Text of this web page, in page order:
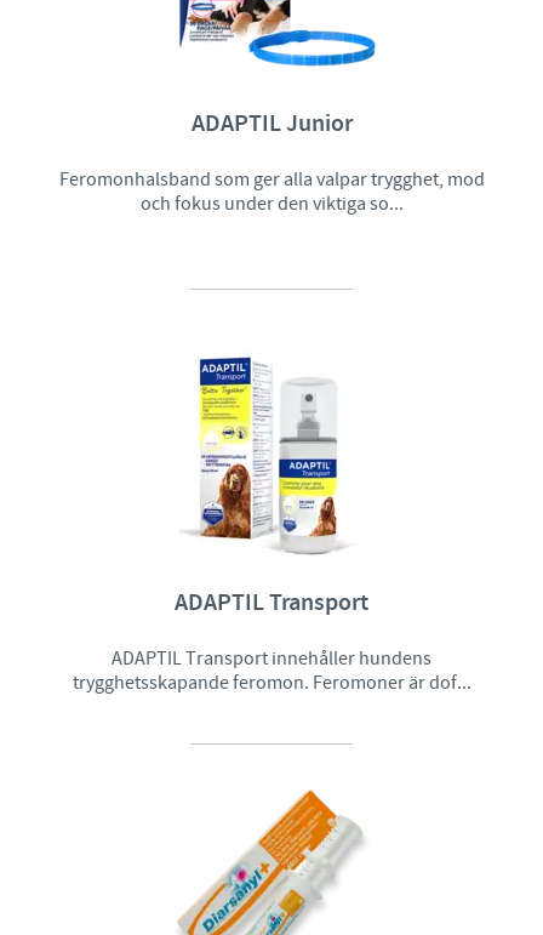
ADAPTIL Junior
Feromonhalsband som ger alla valpar trygghet, mod
och fokus under den viktiga so...
ADAPTIL Transport
ADAPTIL Transport innehåller hundens
trygghetsskapande feromon. Feromoner är dof...